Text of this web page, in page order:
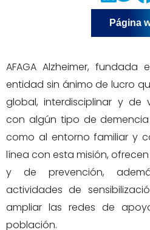
Página
AFAGA Alzheimer,
entidad sin ánimo de lucro
global, interdisciplinar y de
con algún tipo de
como al entorno familiar y
línea con esta misión,
y de prevención,
actividades de
ampliar las redes de
población.